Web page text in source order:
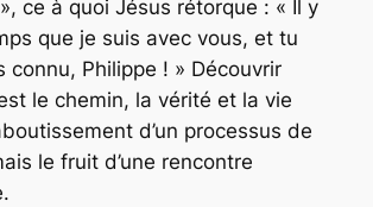
ce à quoi Jésus rétorque : « Il y
que je suis avec vous, et tu
connu, Philippe ! » Découvrir
le chemin, la vérité et la vie
d’un processus de
le fruit d’une rencontre